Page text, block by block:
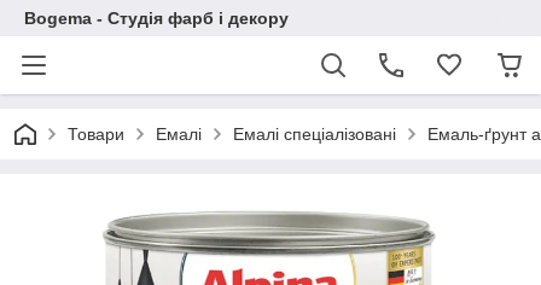
Bogema - Студія фарб і декору
Товари Емалі Емалі спеціалізовані Емаль-ґрунт